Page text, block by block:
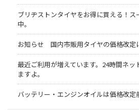
ブリヂストンタイヤをお得に買える！
中。
お知らせ 国内市販用タイヤの価格改定
最近ご利用が増えています。24時間ネ
ますよ。
バッテリー・エンジンオイルは価格改定